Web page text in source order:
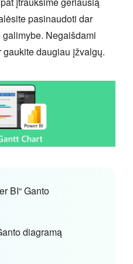
pasinaudoti dar
Negaišdami
daugiau įžvalgų.
BI“ Ganto
diagramą